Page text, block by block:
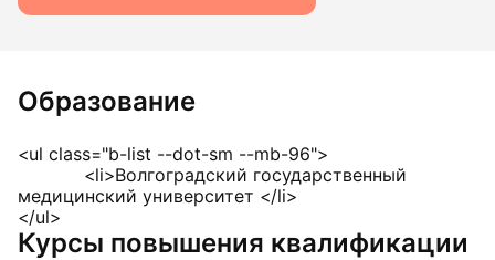
Образование
<ul class="b-list --dot-sm --mb-96">
<li>Волгоградский государственный
медицинский университет </li>
</ul>
Курсы повышения квалификации